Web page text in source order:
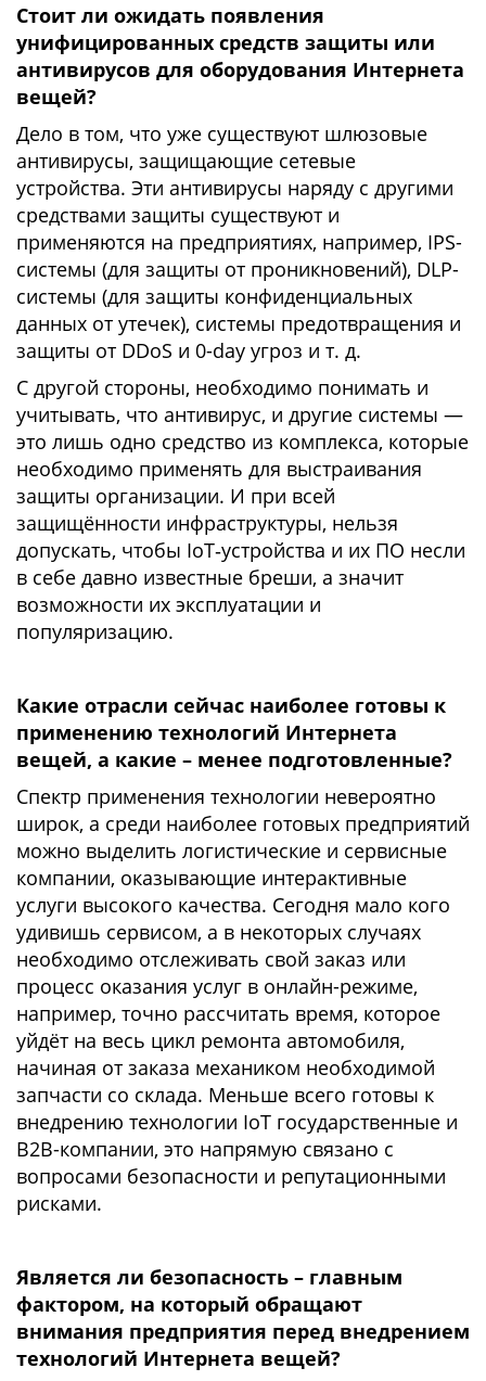
Стоит ли ожидать появления
унифицированных средств защиты или
антивирусов для оборудования Интернета
вещей?
Дело в том, что уже существуют шлюзовые
антивирусы, защищающие сетевые
устройства. Эти антивирусы наряду с другими
средствами защиты существуют и
применяются на предприятиях, например, IPS-
системы (для защиты от проникновений), DLP-
системы (для защиты конфиденциальных
данных от утечек), системы предотвращения и
защиты от DDoS и 0-day угроз и т. д.
С другой стороны, необходимо понимать и
учитывать, что антивирус, и другие системы —
это лишь одно средство из комплекса, которые
необходимо применять для выстраивания
защиты организации. И при всей
защищённости инфраструктуры, нельзя
допускать, чтобы IoT‑устройства и их ПО несли
в себе давно известные бреши, а значит
возможности их эксплуатации и
популяризацию.
Какие отрасли сейчас наиболее готовы к
применению технологий Интернета
вещей, а какие – менее подготовленные?
Спектр применения технологии невероятно
широк, а среди наиболее готовых предприятий
можно выделить логистические и сервисные
компании, оказывающие интерактивные
услуги высокого качества. Сегодня мало кого
удивишь сервисом, а в некоторых случаях
необходимо отслеживать свой заказ или
процесс оказания услуг в онлайн-режиме,
например, точно рассчитать время, которое
уйдёт на весь цикл ремонта автомобиля,
начиная от заказа механиком необходимой
запчасти со склада. Меньше всего готовы к
внедрению технологии IoT государственные и
B2B-компании, это напрямую связано с
вопросами безопасности и репутационными
рисками.
Является ли безопасность – главным
фактором, на который обращают
внимания предприятия перед внедрением
технологий Интернета вещей?